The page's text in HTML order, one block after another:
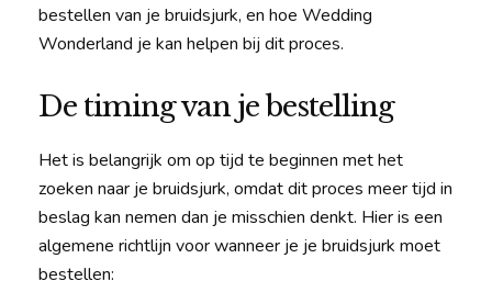
bestellen van je bruidsjurk, en hoe Wedding
Wonderland je kan helpen bij dit proces.
De timing van je bestelling
Het is belangrijk om op tijd te beginnen met het
zoeken naar je bruidsjurk, omdat dit proces meer tijd in
beslag kan nemen dan je misschien denkt. Hier is een
algemene richtlijn voor wanneer je je bruidsjurk moet
bestellen: